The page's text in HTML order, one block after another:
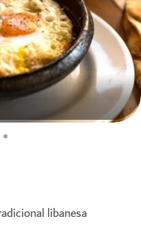
libanesa